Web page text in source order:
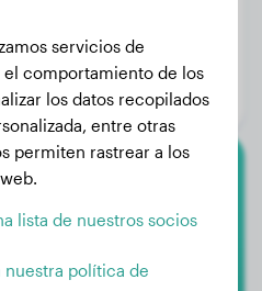
4 años, 7 meses
Perra
Retriever
servicios de
comportamiento de los
los datos recopilados
entre otras
permiten rastrear a los
lista de nuestros socios
política de